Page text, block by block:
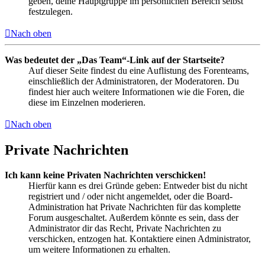
festzulegen.
Nach oben
Was bedeutet der „Das Team“-Link auf der Startseite?
Auf dieser Seite findest du eine Auflistung des Forenteams,
einschließlich der Administratoren, der Moderatoren. Du
findest hier auch weitere Informationen wie die Foren, die
diese im Einzelnen moderieren.
Nach oben
Private Nachrichten
Ich kann keine Privaten Nachrichten verschicken!
Hierfür kann es drei Gründe geben: Entweder bist du nicht
registriert und / oder nicht angemeldet, oder die Board-
Administration hat Private Nachrichten für das komplette
Forum ausgeschaltet. Außerdem könnte es sein, dass der
Administrator dir das Recht, Private Nachrichten zu
verschicken, entzogen hat. Kontaktiere einen Administrator,
um weitere Informationen zu erhalten.